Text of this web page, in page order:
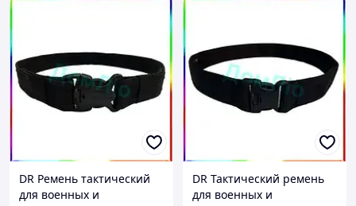
DR Ремень тактический
для военных и
DR Тактический ремень
для военных и